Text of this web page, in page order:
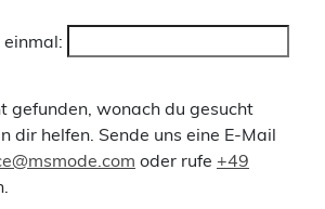
einmal:
gefunden, wonach du gesucht
dir helfen. Sende uns eine E-Mail
oder rufe +49